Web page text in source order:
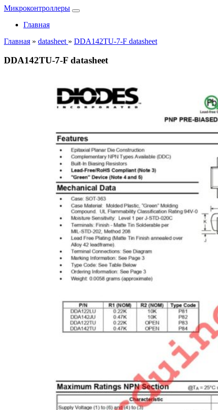
Микроконтроллеры
Главная
Главная » datasheet » DDA142TU-7-F datasheet
DDA142TU-7-F datasheet